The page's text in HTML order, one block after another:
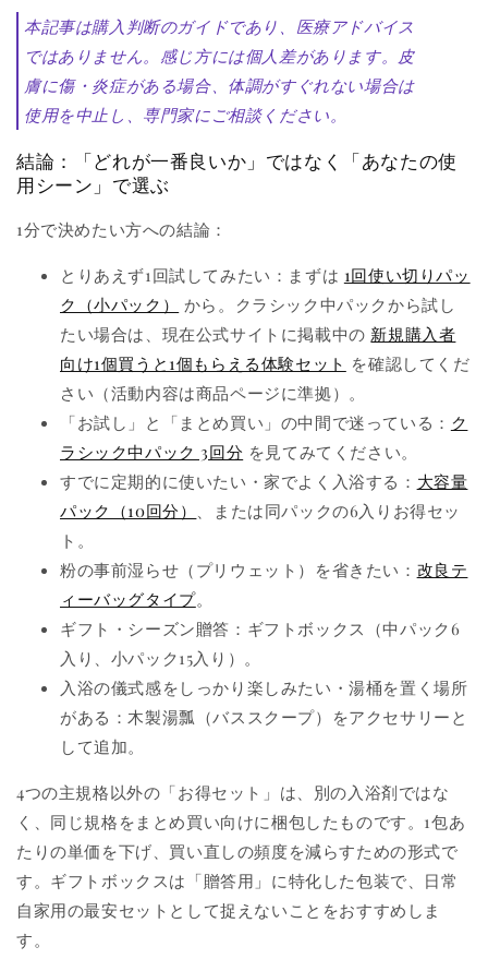
本記事は購入判断のガイドであり、医療アドバイス
ではありません。感じ方には個人差があります。皮
膚に傷・炎症がある場合、体調がすぐれない場合は
使用を中止し、専門家にご相談ください。
結論：「どれが一番良いか」ではなく「あなたの使
用シーン」で選ぶ
1分で決めたい方への結論：
とりあえず1回試してみたい：まずは 1回使い切りパッ
ク（小パック）
から。クラシック中パックから試し
たい場合は、現在公式サイトに掲載中の 新規購入者
向け1個買うと1個もらえる体験セット を確認してくだ
さい（活動内容は商品ページに準拠）。
「お試し」と「まとめ買い」の中間で迷っている： ク
ラシック中パック 3回分 を見てみてください。
すでに定期的に使いたい・家でよく入浴する： 大容量
パック（10回分） 、または同パックの6入りお得セッ
ト。
粉の事前湿らせ（プリウェット）を省きたい： 改良テ
ィーバッグタイプ。
ギフト・シーズン贈答：ギフトボックス（中パック6
入り、小パック15入り）。
入浴の儀式感をしっかり楽しみたい・湯桶を置く場所
がある：木製湯瓢（バススクープ）をアクセサリーと
して追加。
4つの主規格以外の「お得セット」は、別の入浴剤ではな
く、同じ規格をまとめ買い向けに梱包したものです。1包あ
たりの単価を下げ、買い直しの頻度を減らすための形式で
す。ギフトボックスは「贈答用」に特化した包装で、日常
自家用の最安セットとして捉えないことをおすすめしま
す。